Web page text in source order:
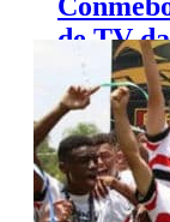
de TV
por país